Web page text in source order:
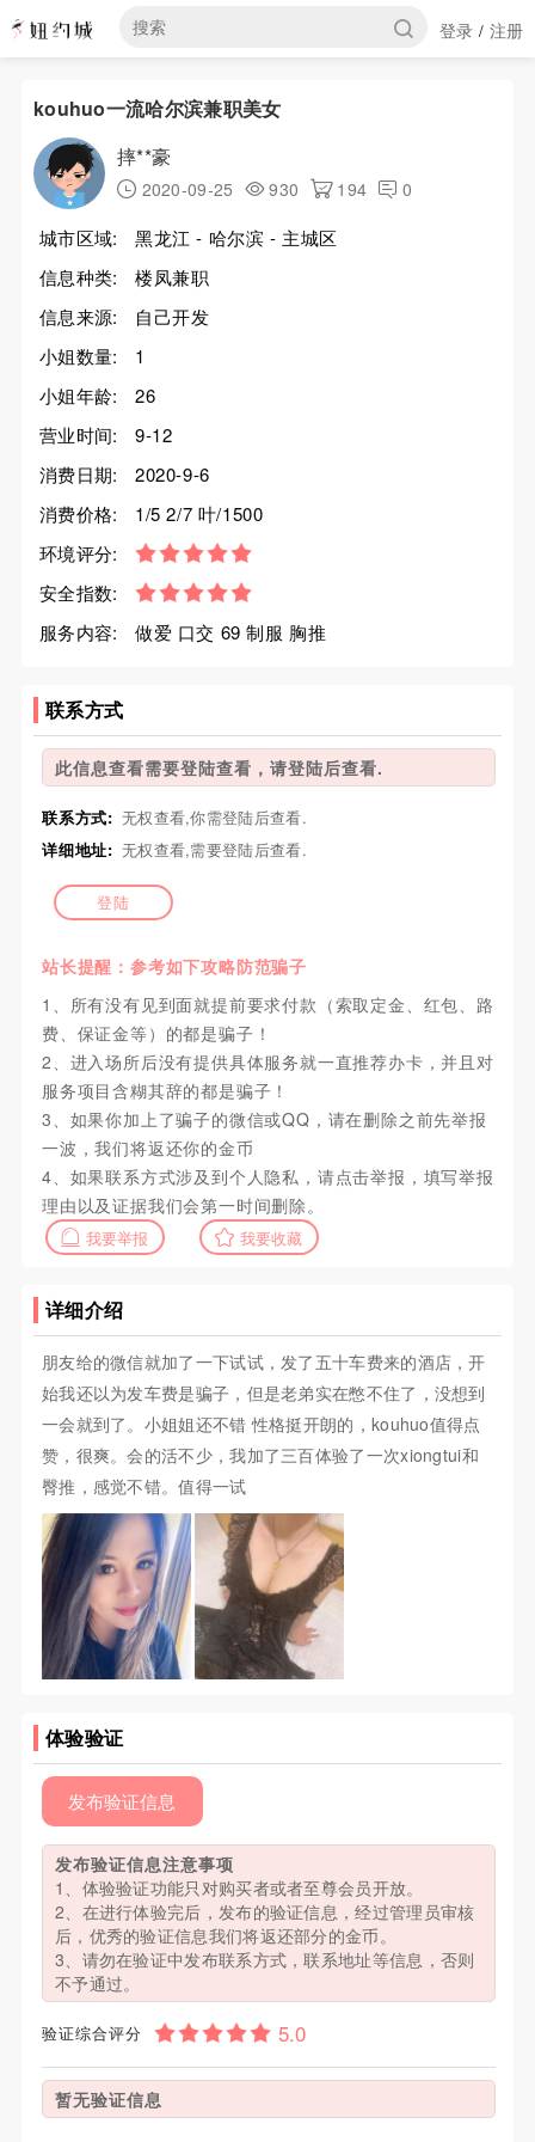
登录 / 注册
kouhuo一流哈尔滨兼职美女
摔**豪
2020-09-25 930 194 0
城市区域:
黑龙江 - 哈尔滨 - 主城区
信息种类:
楼凤兼职
信息来源:
自己开发
小姐数量:
1
小姐年龄:
26
营业时间:
9-12
消费日期:
2020-9-6
消费价格:
1/5 2/7 叶/1500
环境评分:
安全指数:
服务内容:
做爱 口交 69 制服 胸推
联系方式
此信息查看需要登陆查看，请登陆后查看.
联系方式: 无权查看,你需登陆后查看.
详细地址: 无权查看,需要登陆后查看.
登陆
站长提醒：参考如下攻略防范骗子
1、所有没有见到面就提前要求付款（索取定金、红包、路
费、保证金等）的都是骗子！
2、进入场所后没有提供具体服务就一直推荐办卡，并且对
服务项目含糊其辞的都是骗子！
3、如果你加上了骗子的微信或QQ，请在删除之前先举报
一波，我们将返还你的金币
4、如果联系方式涉及到个人隐私，请点击举报，填写举报
理由以及证据我们会第一时间删除。
我要举报 我要收藏
详细介绍
朋友给的微信就加了一下试试，发了五十车费来的酒店，开
始我还以为发车费是骗子，但是老弟实在憋不住了，没想到
一会就到了。小姐姐还不错 性格挺开朗的，kouhuo值得点
赞，很爽。会的活不少，我加了三百体验了一次xiongtui和
臀推，感觉不错。值得一试
体验验证
发布验证信息
发布验证信息注意事项
1、体验验证功能只对购买者或者至尊会员开放。
2、在进行体验完后，发布的验证信息，经过管理员审核
后，优秀的验证信息我们将返还部分的金币。
3、请勿在验证中发布联系方式，联系地址等信息，否则
不予通过。
验证综合评分
暂无验证信息